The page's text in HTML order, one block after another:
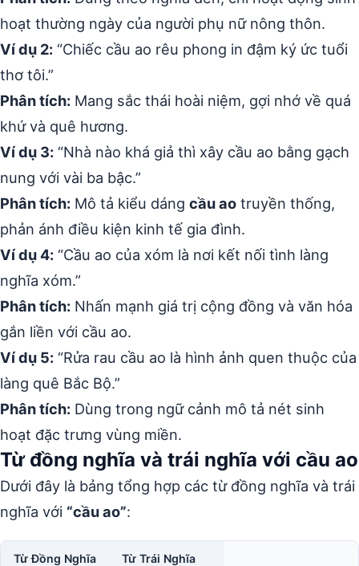
hoạt thường ngày của người phụ nữ nông thôn.
Ví dụ 2: “Chiếc cầu ao rêu phong in đậm ký ức tuổi
thơ tôi.”
Phân tích: Mang sắc thái hoài niệm, gợi nhớ về quá
khứ và quê hương.
Ví dụ 3: “Nhà nào khá giả thì xây cầu ao bằng gạch
nung với vài ba bậc.”
Phân tích: Mô tả kiểu dáng cầu ao truyền thống,
phản ánh điều kiện kinh tế gia đình.
Ví dụ 4: “Cầu ao của xóm là nơi kết nối tình làng
nghĩa xóm.”
Phân tích: Nhấn mạnh giá trị cộng đồng và văn hóa
gắn liền với cầu ao.
Ví dụ 5: “Rửa rau cầu ao là hình ảnh quen thuộc của
làng quê Bắc Bộ.”
Phân tích: Dùng trong ngữ cảnh mô tả nét sinh
hoạt đặc trưng vùng miền.
Từ đồng nghĩa và trái nghĩa với cầu ao
Dưới đây là bảng tổng hợp các từ đồng nghĩa và trái
nghĩa với “cầu ao”:
Từ Đồng Nghĩa Từ Trái Nghĩa